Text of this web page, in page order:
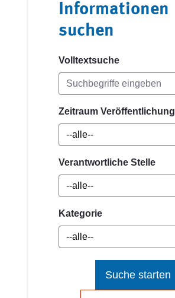
Informationen
suchen
Volltextsuche
Zeitraum Veröffentlichung
Verantwortliche Stelle
Kategorie
Suche starten